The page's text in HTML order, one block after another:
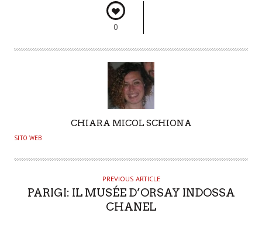
0
U
H
CHIARA MICOL SCHIONA
SITO WEB
PREVIOUS ARTICLE
PARIGI: IL MUSÉE D’ORSAY INDOSSA
CHANEL